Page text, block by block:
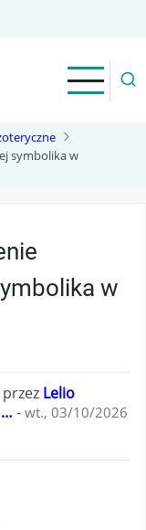
symbolika w
w
Lelio
-wt., 03/10/2026